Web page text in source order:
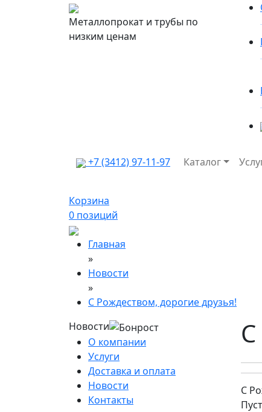
Металлопрокат и трубы по
низким ценам
+7 (3412) 97-11-97 Каталог
Корзина
0 позиций
Главная
»
Новости
»
С Рождеством, дорогие друзья!
Новости
О компании
Услуги
Доставка и оплата
Новости
Контакты
С